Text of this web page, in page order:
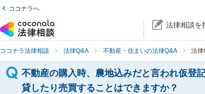
ココナラへ
法律相談を
ココナラ法律相談 法律Q&A 不動産・住まいの法律Q&A 法律
不動産の購入時、農地込みだと言われ仮登
貸したり売買することはできますか？